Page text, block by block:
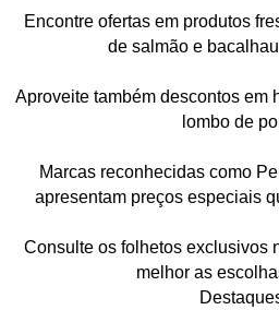
Encontre ofertas em produtos
de salmão e
Aproveite também descontos em
lombo de
Marcas reconhecidas como
apresentam preços especiais
Consulte os folhetos exclusivos
melhor as